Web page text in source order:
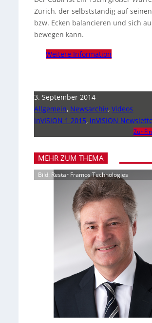
Zürich, der selbstständig auf
bzw. Ecken balancieren und sich
bewegen kann.
Weitere Information
3. September 2014
Allgemein, Newsarchiv,Videos
inVISION 1 2015, inVISION
Zur
MEHR ZUM THEMA
Bild: Restar Framos Technologies